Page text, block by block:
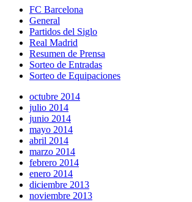
FC Barcelona
General
Partidos del Siglo
Real Madrid
Resumen de Prensa
Sorteo de Entradas
Sorteo de Equipaciones
octubre 2014
julio 2014
junio 2014
mayo 2014
abril 2014
marzo 2014
febrero 2014
enero 2014
diciembre 2013
noviembre 2013